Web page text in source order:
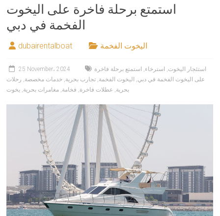
استمتع برحلة فاخرة على اليخوت
الفخمة في دبي
dubairentalboat اليخوت الفخمة
25 November، 2024 استئجار اليخوت, استرخاء, استمتع برحلة فاخرة
على اليخوت الفخمة في دبي, اليخوت الفخمة, تجارب بحرية, خدمات مخصصة, رحلات
بحرية, عطلات فاخرة, فخامة, مغامرات بحرية, يخوت